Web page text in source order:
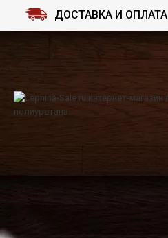
ДОСТАВКА И ОПЛАТА